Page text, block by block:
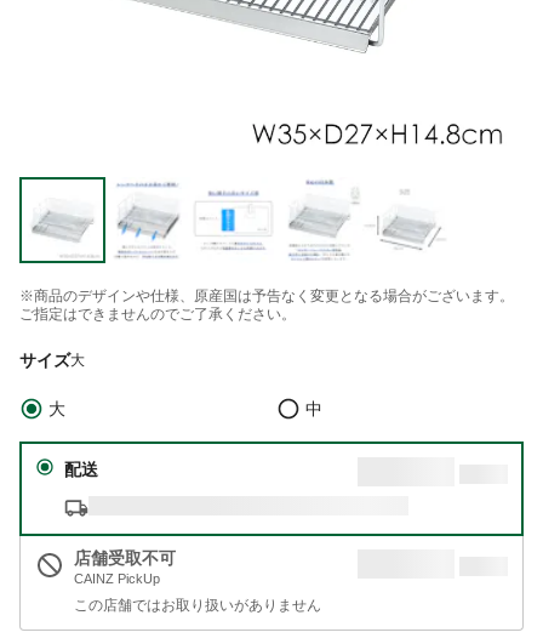
※商品のデザインや仕様、原産国は予告なく変更となる場合がございます。
ご指定はできませんのでご了承ください。
サイズ大
大 中
配送
店舗受取不可
CAINZ PickUp
この店舗ではお取り扱いがありません